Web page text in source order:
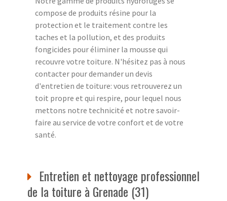
compose de produits résine pour la
protection et le traitement contre les
taches et la pollution, et des produits
fongicides pour éliminer la mousse qui
recouvre votre toiture. N'hésitez pas à nous
contacter pour demander un devis
d'entretien de toiture: vous retrouverez un
toit propre et qui respire, pour lequel nous
mettons notre technicité et notre savoir-
faire au service de votre confort et de votre
santé.
Entretien et nettoyage professionnel
de la toiture à Grenade (31)